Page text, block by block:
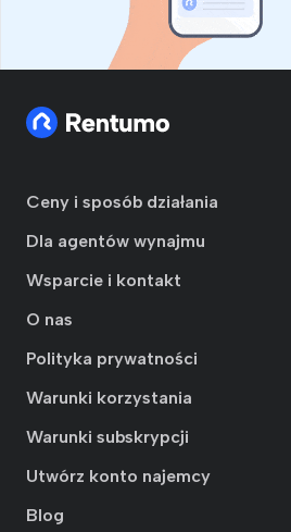
Ceny i sposób działania
Dla agentów wynajmu
Wsparcie i kontakt
O nas
Polityka prywatności
Warunki korzystania
Warunki subskrypcji
Utwórz konto najemcy
Blog